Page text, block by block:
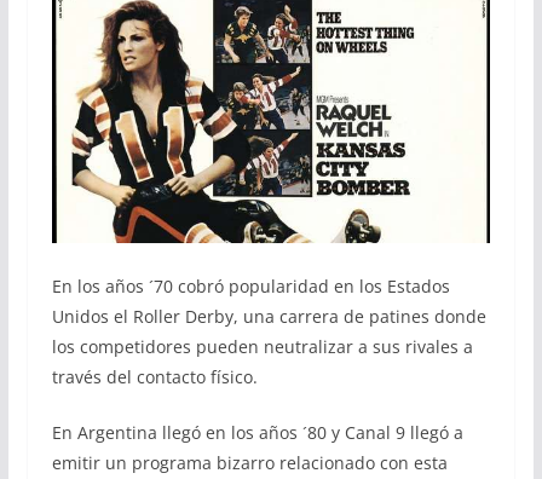
En los años ´70 cobró popularidad en los Estados
Unidos el Roller Derby, una carrera de patines donde
los competidores pueden neutralizar a sus rivales a
través del contacto físico.
En Argentina llegó en los años ´80 y Canal 9 llegó a
emitir un programa bizarro relacionado con esta